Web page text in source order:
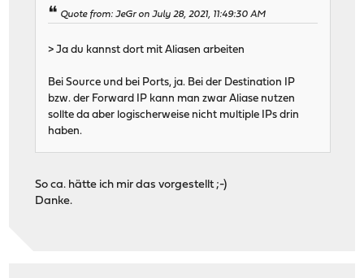
Quote from: JeGr on July 28, 2021, 11:49:30 AM
> Ja du kannst dort mit Aliasen arbeiten
Bei Source und bei Ports, ja. Bei der Destination IP
bzw. der Forward IP kann man zwar Aliase nutzen
sollte da aber logischerweise nicht multiple IPs drin
haben.
So ca. hätte ich mir das vorgestellt ;-)
Danke.